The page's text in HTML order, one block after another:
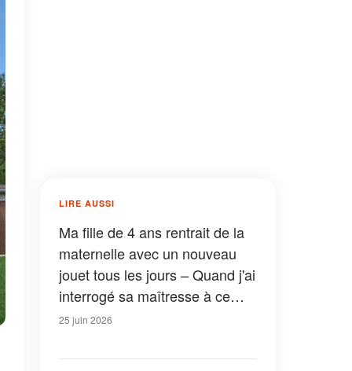
LIRE AUSSI
Ma fille de 4 ans rentrait de la
maternelle avec un nouveau
jouet tous les jours – Quand j'ai
interrogé sa maîtresse à ce
sujet, je suis restée sans voix
25 juin 2026